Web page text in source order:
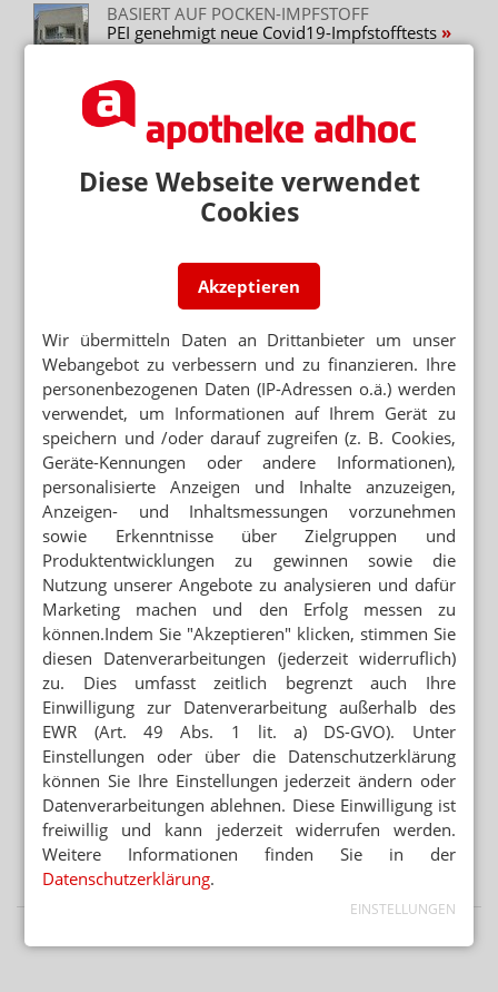
Diese Webseite verwendet
Cookies
Akzeptieren
Wir übermitteln Daten an Drittanbieter um unser
Webangebot zu verbessern und zu finanzieren. Ihre
personenbezogenen Daten (IP-Adressen o.ä.) werden
verwendet, um Informationen auf Ihrem Gerät zu
speichern und /oder darauf zugreifen (z. B. Cookies,
Geräte-Kennungen oder andere Informationen),
personalisierte Anzeigen und Inhalte anzuzeigen,
Anzeigen- und Inhaltsmessungen vorzunehmen
sowie Erkenntnisse über Zielgruppen und
Produktentwicklungen zu gewinnen sowie die
Nutzung unserer Angebote zu analysieren und dafür
Marketing machen und den Erfolg messen zu
können.Indem Sie "Akzeptieren" klicken, stimmen Sie
diesen Datenverarbeitungen (jederzeit widerruflich)
zu. Dies umfasst zeitlich begrenzt auch Ihre
Einwilligung zur Datenverarbeitung außerhalb des
EWR (Art. 49 Abs. 1 lit. a) DS-GVO). Unter
Einstellungen oder über die Datenschutzerklärung
können Sie Ihre Einstellungen jederzeit ändern oder
Datenverarbeitungen ablehnen. Diese Einwilligung ist
freiwillig und kann jederzeit widerrufen werden.
Weitere Informationen finden Sie in der
Datenschutzerklärung.
EINSTELLUNGEN
BASIERT AUF POCKEN-IMPFSTOFF
PEI genehmigt neue Covid19-Impfstofftests
COVID-19
EMA überprüft AstraZeneca-Impfstoff
CORONA-IMPFUNG IN MESSEHALLEN
Spahn: Gesundheitsberufe und Risikogruppen
Curevac startet Phase-II
Mehr zum Thema
TEAM KÄMPFT UM KOLLEGEN
Apotheker muss als PKA arbeiten
„GERECHT! GESUND! GENIESSEN!“
Hanfparade: Demonstranten fordern umfassende
Legalisierung
„ES GEHT UM DIE ZUKUNFT UNSERER KINDER“
Kinder und soziale Medien: Ärzte kritisieren
Elternversagen
Mehr aus Ressort
„AUFFÄLLIG HÖHERE FALLZAHLEN“
Corona: Sommerwelle ist da
„PANDEMIE DER UNGEIMPFTEN“
RKI-Protokolle bringen Spahn unter Druck
VIRUSVARIANTE JN.1
Ab August: Neuer Covid-Impfstoff verfügbar